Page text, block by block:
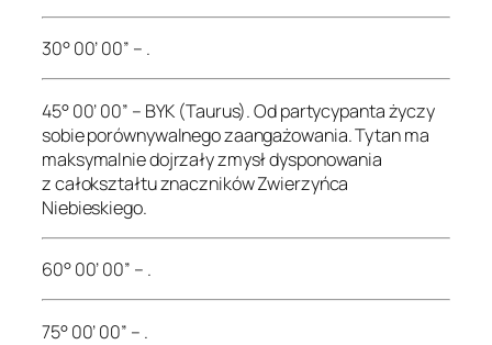
30° 00’ 00” – .
45° 00’ 00” – BYK (Taurus). Od partycypanta życzy
sobie porównywalnego zaangażowania. Tytan ma
maksymalnie dojrzały zmysł dysponowania
z całokształtu znaczników Zwierzyńca
Niebieskiego.
60° 00’ 00” – .
75° 00’ 00” – .